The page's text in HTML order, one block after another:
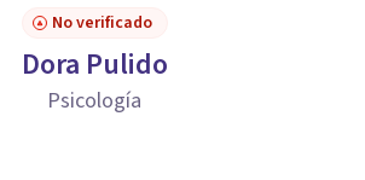
No verificado
Dora Pulido
Psicología